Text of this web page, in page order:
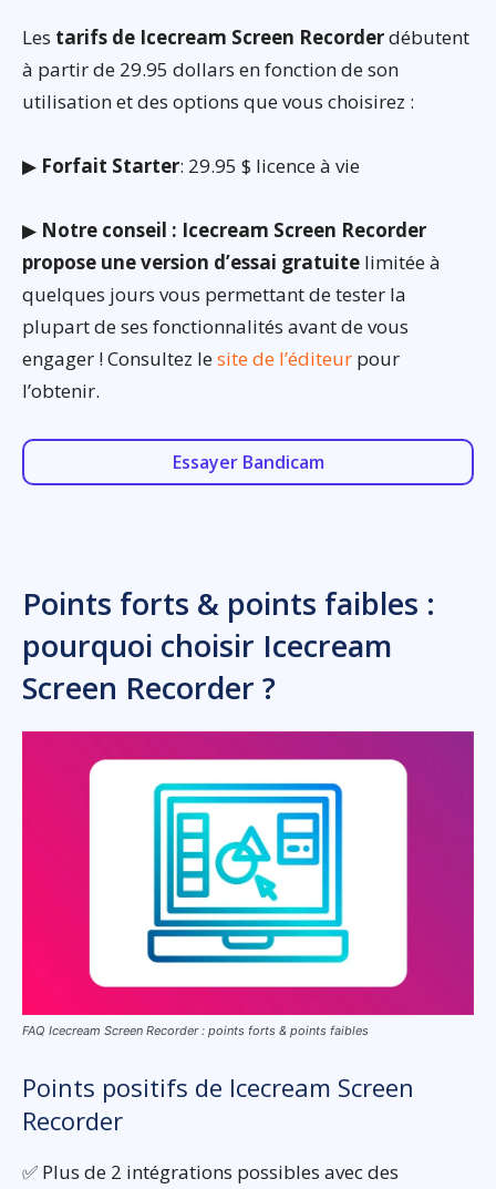
Les tarifs de Icecream Screen Recorderdébutent
à partir de 29.95 dollars en fonction de son
utilisation et des options que vous choisirez :
▶ Forfait Starter: 29.95 $ licence à vie
▶ Notre conseil : Icecream Screen Recorder
propose une version d’essai gratuite limitée à
quelques jours vous permettant de tester la
plupart de ses fonctionnalités avant de vous
engager ! Consultez lesite de l’éditeur pour
l’obtenir.
Essayer Bandicam
Points forts & points faibles :
pourquoi choisir Icecream
Screen Recorder ?
FAQ Icecream Screen Recorder : points forts & points faibles
Points positifs de Icecream Screen
Recorder
✅ Plus de 2 intégrations possibles avec des